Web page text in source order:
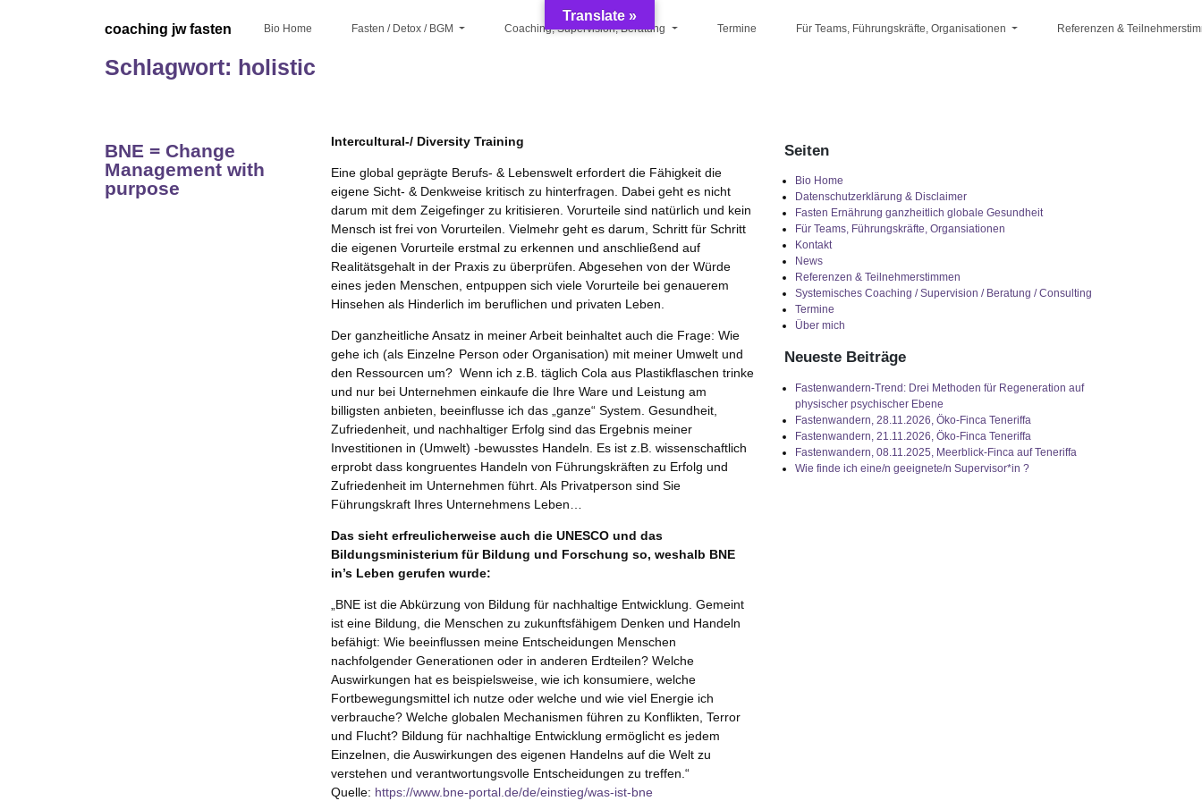
coaching jw fasten Bio Home Fasten / Detox / BGM Coaching, Supervision, Beratung Termine Für Teams, Führungskräfte, Organisationen Referenzen &
Schlagwort: holistic
BNE = Change
Management with
purpose
Intercultural-/ Diversity Training
Eine global geprägte Berufs- & Lebenswelt erfordert die Fähigkeit die
eigene Sicht- & Denkweise kritisch zu hinterfragen. Dabei geht es nicht
darum mit dem Zeigefinger zu kritisieren. Vorurteile sind natürlich und kein
Mensch ist frei von Vorurteilen. Vielmehr geht es darum, Schritt für Schritt
die eigenen Vorurteile erstmal zu erkennen und anschließend auf
Realitätsgehalt in der Praxis zu überprüfen. Abgesehen von der Würde
eines jeden Menschen, entpuppen sich viele Vorurteile bei genauerem
Hinsehen als Hinderlich im beruflichen und privaten Leben.
Der ganzheitliche Ansatz in meiner Arbeit beinhaltet auch die Frage: Wie
gehe ich (als Einzelne Person oder Organisation) mit meiner Umwelt und
den Ressourcen um? Wenn ich z.B. täglich Cola aus Plastikflaschen trinke
und nur bei Unternehmen einkaufe die Ihre Ware und Leistung am
billigsten anbieten, beeinflusse ich das „ganze“ System. Gesundheit,
Zufriedenheit, und nachhaltiger Erfolg sind das Ergebnis meiner
Investitionen in (Umwelt) -bewusstes Handeln. Es ist z.B. wissenschaftlich
erprobt dass kongruentes Handeln von Führungskräften zu Erfolg und
Zufriedenheit im Unternehmen führt. Als Privatperson sind Sie
Führungskraft Ihres Unternehmens Leben…
Das sieht erfreulicherweise auch die UNESCO und das
Bildungsministerium für Bildung und Forschung so, weshalb BNE
in’s Leben gerufen wurde:
„BNE ist die Abkürzung von Bildung für nachhaltige Entwicklung. Gemeint
ist eine Bildung, die Menschen zu zukunftsfähigem Denken und Handeln
befähigt: Wie beeinflussen meine Entscheidungen Menschen
nachfolgender Generationen oder in anderen Erdteilen? Welche
Auswirkungen hat es beispielsweise, wie ich konsumiere, welche
Fortbewegungsmittel ich nutze oder welche und wie viel Energie ich
verbrauche? Welche globalen Mechanismen führen zu Konflikten, Terror
und Flucht? Bildung für nachhaltige Entwicklung ermöglicht es jedem
Einzelnen, die Auswirkungen des eigenen Handelns auf die Welt zu
verstehen und verantwortungsvolle Entscheidungen zu treffen.“
Quelle: https://www.bne-portal.de/de/einstieg/was-ist-bne
Seiten
Bio Home
Datenschutzerklärung & Disclaimer
Fasten Ernährung ganzheitlich globale Gesundheit
Für Teams, Führungskräfte, Organsiationen
Kontakt
News
Referenzen & Teilnehmerstimmen
Systemisches Coaching / Supervision / Beratung / Consulting
Termine
Über mich
Neueste Beiträge
Fastenwandern-Trend: Drei Methoden für Regeneration auf
physischer psychischer Ebene
Fastenwandern, 28.11.2026, Öko-Finca Teneriffa
Fastenwandern, 21.11.2026, Öko-Finca Teneriffa
Fastenwandern, 08.11.2025, Meerblick-Finca auf Teneriffa
Wie finde ich eine/n geeignete/n Supervisor*in ?
Translate »